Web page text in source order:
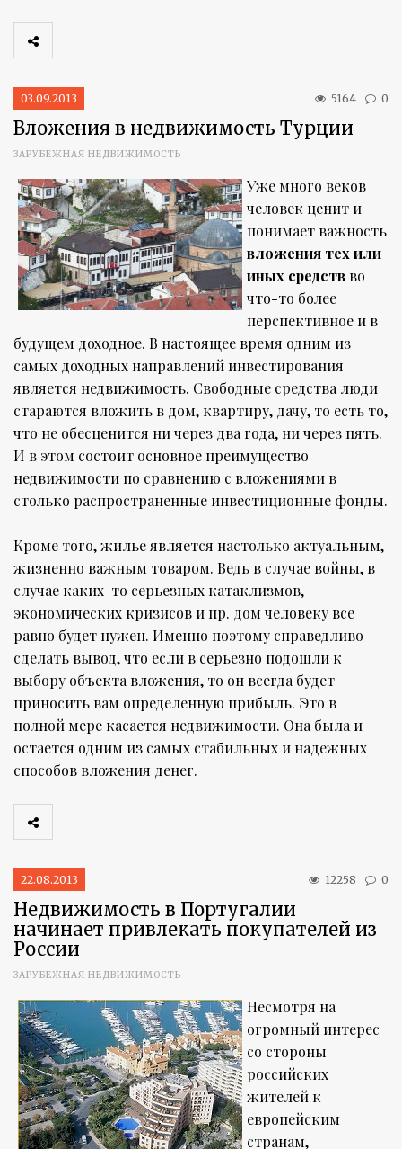
03.09.2013 5164 0
Вложения в недвижимость Турции
ЗАРУБЕЖНАЯ НЕДВИЖИМОСТЬ
Уже много веков
человек ценит и
понимает важность
вложения тех или
иных средств во
что-то более
перспективное и в
будущем доходное. В настоящее время одним из
самых доходных направлений инвестирования
является недвижимость. Свободные средства люди
стараются вложить в дом, квартиру, дачу, то есть то,
что не обесценится ни через два года, ни через пять.
И в этом состоит основное преимущество
недвижимости по сравнению с вложениями в
столько распространенные инвестиционные фонды.
Кроме того, жилье является настолько актуальным,
жизненно важным товаром. Ведь в случае войны, в
случае каких-то серьезных катаклизмов,
экономических кризисов и пр. дом человеку все
равно будет нужен. Именно поэтому справедливо
сделать вывод, что если в серьезно подошли к
выбору объекта вложения, то он всегда будет
приносить вам определенную прибыль. Это в
полной мере касается недвижимости. Она была и
остается одним из самых стабильных и надежных
способов вложения денег.
22.08.2013 12258 0
Недвижимость в Португалии
начинает привлекать покупателей из
России
ЗАРУБЕЖНАЯ НЕДВИЖИМОСТЬ
Несмотря на
огромный интерес
со стороны
российских
жителей к
европейским
странам,